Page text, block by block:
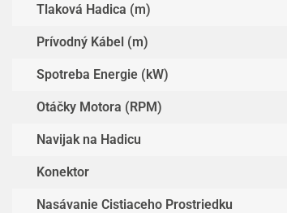
Tlaková Hadica (m)
Prívodný Kábel (m)
Spotreba Energie (kW)
Otáčky Motora (RPM)
Navijak na Hadicu
Konektor
Nasávanie Cistiaceho Prostriedku